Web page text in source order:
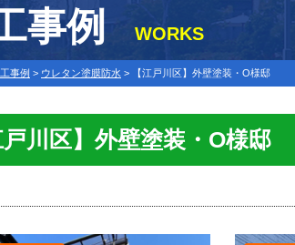
事例 WORKS
事例 > ウレタン塗膜防水 > 【江戸川区】外壁塗装・O様邸
戸川区】外壁塗装・O様邸